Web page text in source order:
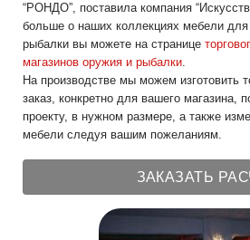
“РОНДО”, поставила компания
больше о наших коллекциях мебели для
рыбалки вы можете на странице
магазинов оружия и рыбалки.
На производстве мы можем изготовить
заказ, конкретно для вашего магазина,
проекту, в нужном размере, а также
мебели следуя вашим пожеланиям.
ЗАКАЗАТЬ